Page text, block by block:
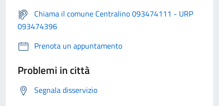
Chiama il comune Centralino 093474111 - URP
093474396
Prenota un appuntamento
Problemi in città
Segnala disservizio